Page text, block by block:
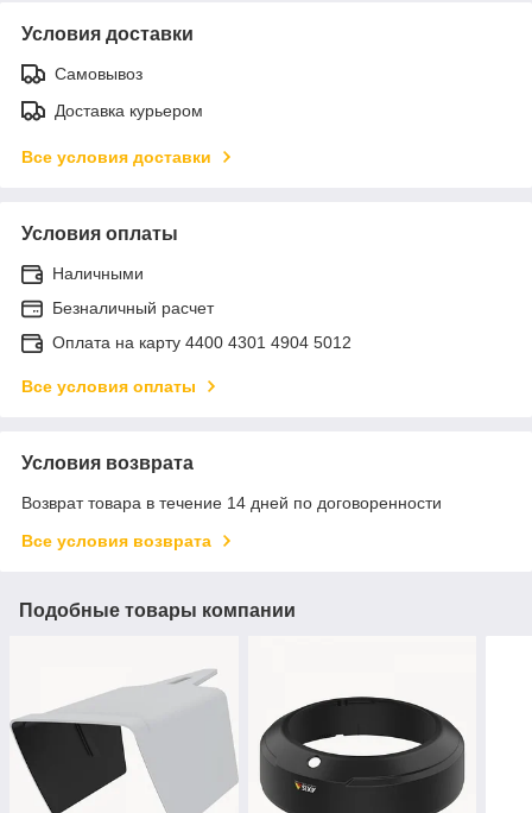
Условия доставки
Самовывоз
Доставка курьером
Все условия доставки
Условия оплаты
Наличными
Безналичный расчет
Оплата на карту 4400 4301 4904 5012
Все условия оплаты
Условия возврата
Возврат товара в течение 14 дней по договоренности
Все условия возврата
Подобные товары компании